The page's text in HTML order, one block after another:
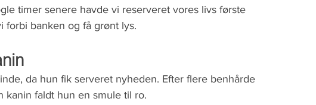
timer senere havde vi reserveret vores livs første
forbi banken og få grønt lys.
da hun fik serveret nyheden. Efter flere benhårde
kanin faldt hun en smule til ro.